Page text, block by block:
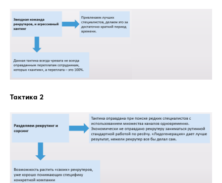
Тактика 2